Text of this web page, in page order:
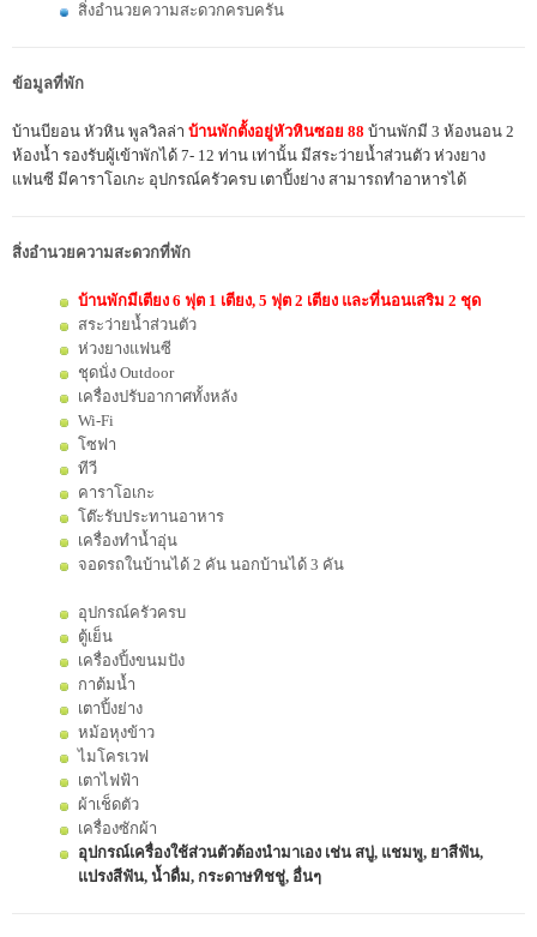
สิ่งอำนวยความสะดวกครบครัน
ข้อมูลที่พัก
บ้านบียอน หัวหิน พูลวิลล่า บ้านพักตั้งอยู่หัวหินซอย 88 บ้านพักมี 3 ห้องนอน 2
ห้องน้ำ รองรับผู้เข้าพักได้ 7- 12 ท่าน เท่านั้น มีสระว่ายน้ำส่วนตัว ห่วงยาง
แฟนซี มีคาราโอเกะ อุปกรณ์ครัวครบ เตาปิ้งย่าง สามารถทำอาหารได้
สิ่งอำนวยความสะดวกที่พัก
บ้านพักมีเตียง 6 ฟุต 1 เตียง, 5 ฟุต 2 เตียง และที่นอนเสริม 2 ชุด
สระว่ายน้ำส่วนตัว
ห่วงยางแฟนซี
ชุดนั่ง Outdoor
เครื่องปรับอากาศทั้งหลัง
Wi-Fi
โซฟา
ทีวี
คาราโอเกะ
โต๊ะรับประทานอาหาร
เครื่องทำน้ำอุ่น
จอดรถในบ้านได้ 2 คัน นอกบ้านได้ 3 คัน
อุปกรณ์ครัวครบ
ตู้เย็น
เครื่องปิ้งขนมปัง
กาต้มน้ำ
เตาปิ้งย่าง
หม้อหุงข้าว
ไมโครเวฟ
เตาไฟฟ้า
ผ้าเช็ดตัว
เครื่องซักผ้า
อุปกรณ์เครื่องใช้ส่วนตัวต้องนำมาเอง เช่น สบู่, แชมพู, ยาสีฟัน,
แปรงสีฟัน, น้ำดื่ม, กระดาษทิชชู่, อื่นๆ